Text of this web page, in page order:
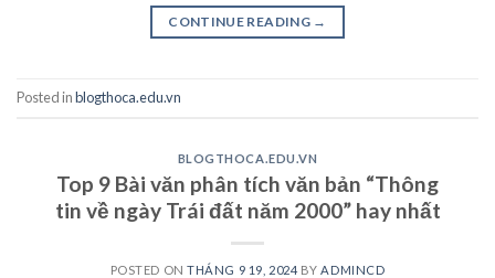
CONTINUE READING →
Posted inblogthoca.edu.vn
BLOGTHOCA.EDU.VN
Top 9 Bài văn phân tích văn bản “Thông
tin về ngày Trái đất năm 2000” hay nhất
POSTED ONTHÁNG 9 19, 2024 BY ADMINCD